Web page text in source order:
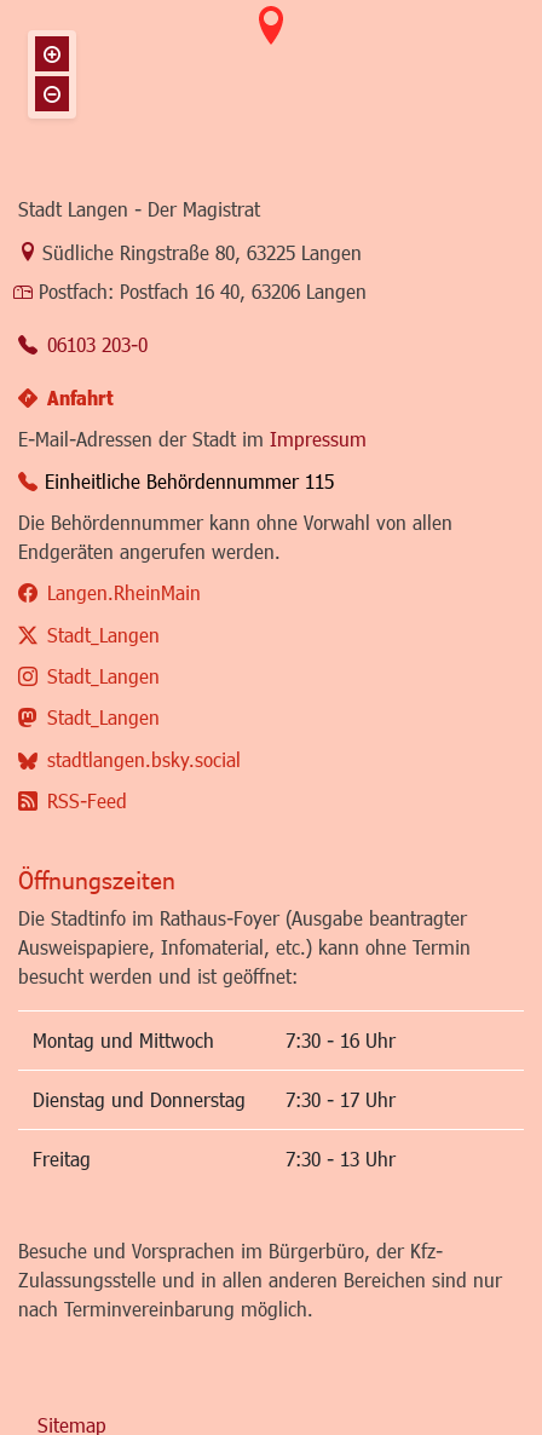
Stadt Langen - Der Magistrat
Link zur Google-Maps Navigation
Südliche Ringstraße 80 63225 Langen
Postfach: Postfach 16 40, 63206 Langen
06103 203-0
Anfahrt
E-Mail-Adressen der Stadt im Impressum
Einheitliche Behördennummer 115
Die Behördennummer kann ohne Vorwahl von allen
Endgeräten angerufen werden.
Langen.RheinMain
Stadt_Langen
Stadt_Langen
Stadt_Langen
stadtlangen.bsky.social
RSS-Feed
Öffnungszeiten
Die Stadtinfo im Rathaus-Foyer (Ausgabe beantragter
Ausweispapiere, Infomaterial, etc.) kann ohne Termin
besucht werden und ist geöffnet:
Montag und Mittwoch 7:30 - 16 Uhr
Dienstag und Donnerstag 7:30 - 17 Uhr
Freitag 7:30 - 13 Uhr
Besuche und Vorsprachen im Bürgerbüro, der Kfz-
Zulassungsstelle und in allen anderen Bereichen sind nur
nach Terminvereinbarung möglich.
Sitemap